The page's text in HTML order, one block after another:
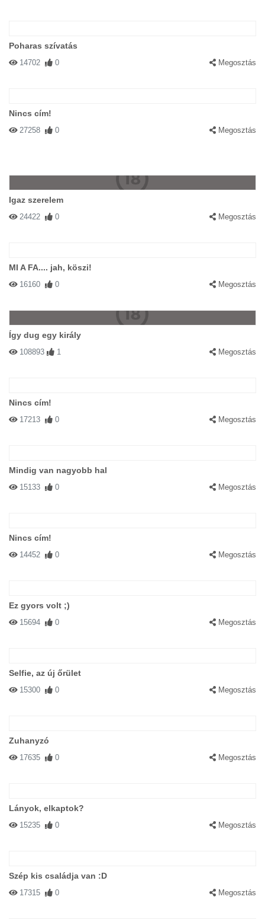
Poharas szívatás
14702 0 Megosztás
Nincs cím!
27258 0 Megosztás
Igaz szerelem
24422 0 Megosztás
MI A FA.... jah, köszi!
16160 0 Megosztás
Így dug egy király
108893 1 Megosztás
Nincs cím!
17213 0 Megosztás
Mindig van nagyobb hal
15133 0 Megosztás
Nincs cím!
14452 0 Megosztás
Ez gyors volt ;)
15694 0 Megosztás
Selfie, az új őrület
15300 0 Megosztás
Zuhanyzó
17635 0 Megosztás
Lányok, elkaptok?
15235 0 Megosztás
Szép kis családja van :D
17315 0 Megosztás